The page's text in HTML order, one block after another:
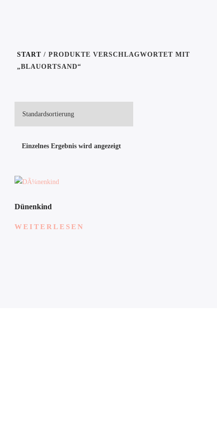
START / PRODUKTE VERSCHLAGWORTET MIT
„BLAUORTSAND“
Einzelnes Ergebnis wird angezeigt
Dünenkind
WEITERLESEN